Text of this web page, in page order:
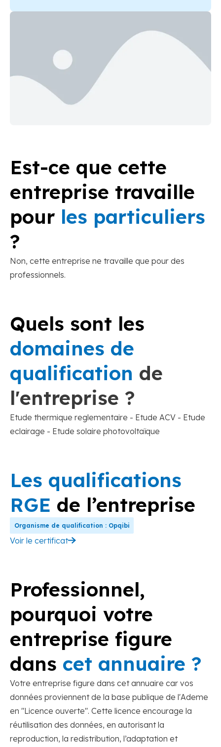
Est-ce que cette
entreprise travaille
pour les particuliers
?
Non, cette entreprise ne travaille que pour des
professionnels.
Quels sont les
domaines de
qualification de
l'entreprise ?
Etude thermique reglementaire - Etude ACV - Etude
eclairage - Etude solaire photovoltaïque
Les qualifications
RGE de l’entreprise
Organisme de qualification : Opqibi
Voir le certificat
Professionnel,
pourquoi votre
entreprise figure
dans cet annuaire ?
Votre entreprise figure dans cet annuaire car vos
données proviennent de la base publique de l'Ademe
en "Licence ouverte". Cette licence encourage la
réutilisation des données, en autorisant la
reproduction, la redistribution, l’adaptation et